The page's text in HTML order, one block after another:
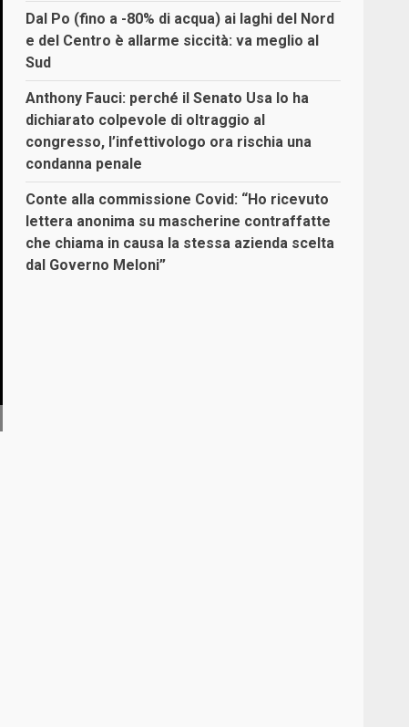
Dal Po (fino a -80% di acqua) ai laghi del Nord
e del Centro è allarme siccità: va meglio al
Sud
Anthony Fauci: perché il Senato Usa lo ha
dichiarato colpevole di oltraggio al
congresso, l’infettivologo ora rischia una
condanna penale
Conte alla commissione Covid: “Ho ricevuto
lettera anonima su mascherine contraffatte
che chiama in causa la stessa azienda scelta
dal Governo Meloni”